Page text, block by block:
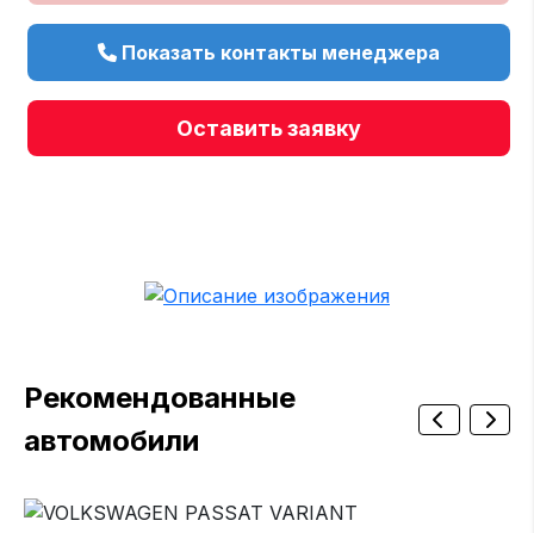
Показать контакты менеджера
Оставить заявку
Рекомендованные
автомобили